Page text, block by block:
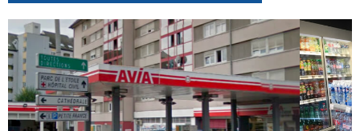
‹ ›